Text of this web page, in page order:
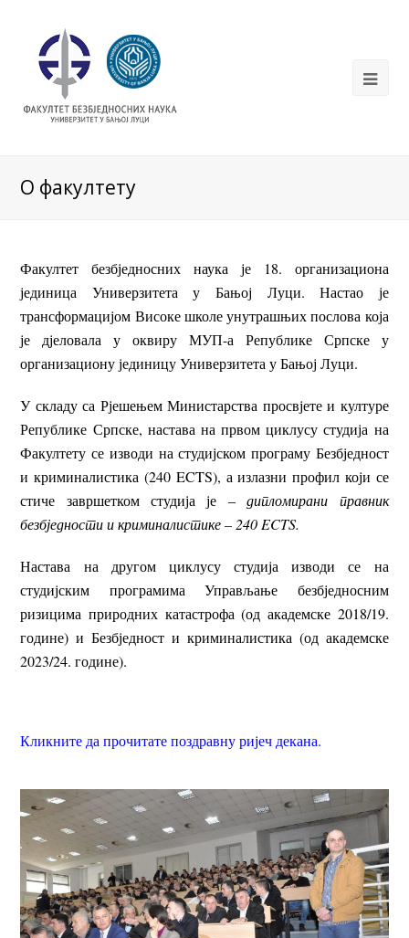
О факултету
Факултет безбједносних наука је 18. организациона
јединица Универзитета у Бањој Луци. Настао је
трансформацијом Високе школе унутрашњих послова која
је дјеловала у оквиру МУП-а Републике Српске у
организациону јединицу Универзитета у Бањој Луци.
У складу са Рјешењем Министарства просвјете и културе
Републике Српске, настава на првом циклусу студија на
Факултету се изводи на студијском програму Безбједност
и криминалистика (240 ECTS), а излазни профил који се
стиче завршетком студија је –дипломирани правник
безбједности и криминалистике – 240 ECTS.
Настава на другом циклусу студија изводи се на
студијским програмима Управљање безбједносним
ризицима природних катастрофа (од академске 2018/19.
године) и Безбједност и криминалистика (од академске
2023/24. године).
Кликните да прочитате поздравну ријеч декана.